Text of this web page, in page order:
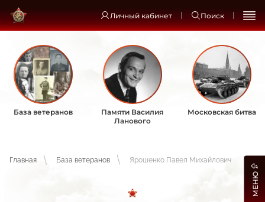
Личный кабинет Поиск
База ветеранов
Памяти Василия
Ланового
Московская битва
Главная База ветеранов Ярошенко Павел Михайлович
МЕНЮ